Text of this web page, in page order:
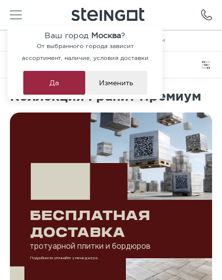
Ваш город Москва?
От выбранного города зависит
ассортимент, наличие, условия доставки
Да Изменить
Каталог — Коллекция Гранит Премиум
Коллекция Гранит Премиум
БЕСПЛАТНАЯ
ДОСТАВКА
тротуарной плитки и бордюров
Подробности уточняйте у менеджера.